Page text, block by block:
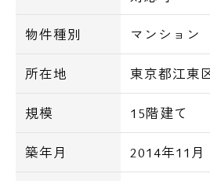
■ＴＶモニター付インターホ
■グリル付システムキッチン
■食洗機
■浄水器
■床暖房
■浴室乾燥機
物件種別 マンション
所在地 東京都江東
規模 15階建て
築年月 2014年11月